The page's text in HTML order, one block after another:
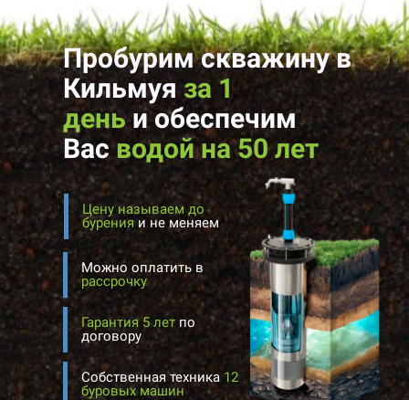
Пробурим скважину в
Кильмуя за 1
деньиобеспечим
Васводой на 50 лет
Цену называем до
буренияи не меняем
Собственная техника 12
буровых машин
Можно оплатить в
рассрочку
Гарантия 5 лет по
договору